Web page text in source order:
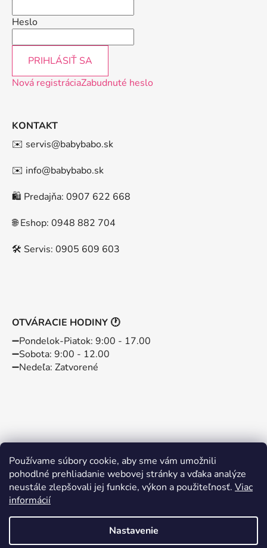
Používame súbory cookie, aby sme vám umožnili
pohodlné prehliadanie webovej stránky a vďaka analýze
neustále zlepšovali jej funkcie, výkon a použiteľnosť. Viac
informácií
Nastavenie
Heslo
PRIHLÁSIŤ SA
Nová registráciaZabudnuté heslo
KONTAKT
✉️ servis@babybabo.sk
✉️ info@babybabo.sk
🛍️ Predajňa: 0907 622 668
🌐 Eshop: 0948 882 704
🛠️ Servis: 0905 609 603
OTVÁRACIE HODINY 🕐
➖️Pondelok-Piatok: 9:00 - 17.00
➖️Sobota: 9:00 - 12.00
➖️Nedeľa: Zatvorené
Instagram Facebook